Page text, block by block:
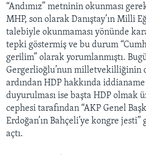
“Andımız” metninin okunması
MHP, son olarak Danıştay’ın Milli
talebiyle okunmaması yönünde
tepki göstermiş ve bu durum
gerilim” olarak yorumlanmıştı.
Gergerlioğlu’nun milletvekilliğinin
ardından HDP hakkında iddianame
duyurulması ise başta HDP olmak
cephesi tarafından “AKP Genel
Erdoğan’ın Bahçeli’ye kongre
açtı.